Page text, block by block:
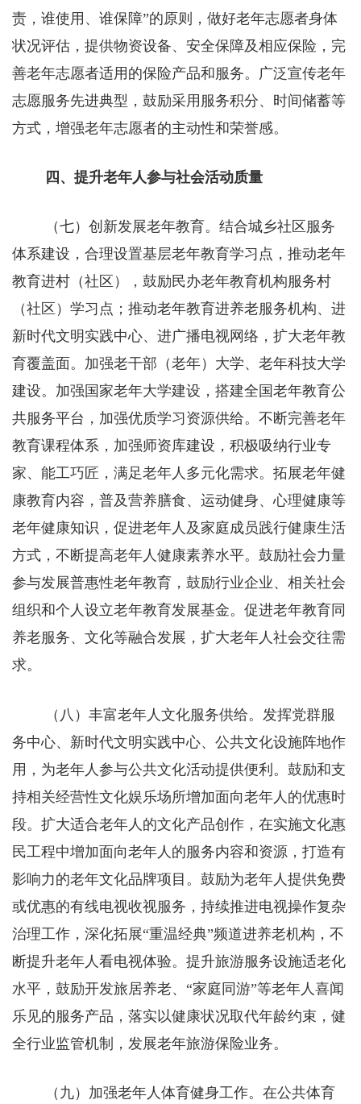
责，谁使用、谁保障”的原则，做好老年志愿者身体
状况评估，提供物资设备、安全保障及相应保险，完
善老年志愿者适用的保险产品和服务。广泛宣传老年
志愿服务先进典型，鼓励采用服务积分、时间储蓄等
方式，增强老年志愿者的主动性和荣誉感。
四、提升老年人参与社会活动质量
（七）创新发展老年教育。结合城乡社区服务
体系建设，合理设置基层老年教育学习点，推动老年
教育进村（社区），鼓励民办老年教育机构服务村
（社区）学习点；推动老年教育进养老服务机构、进
新时代文明实践中心、进广播电视网络，扩大老年教
育覆盖面。加强老干部（老年）大学、老年科技大学
建设。加强国家老年大学建设，搭建全国老年教育公
共服务平台，加强优质学习资源供给。不断完善老年
教育课程体系，加强师资库建设，积极吸纳行业专
家、能工巧匠，满足老年人多元化需求。拓展老年健
康教育内容，普及营养膳食、运动健身、心理健康等
老年健康知识，促进老年人及家庭成员践行健康生活
方式，不断提高老年人健康素养水平。鼓励社会力量
参与发展普惠性老年教育，鼓励行业企业、相关社会
组织和个人设立老年教育发展基金。促进老年教育同
养老服务、文化等融合发展，扩大老年人社会交往需
求。
（八）丰富老年人文化服务供给。发挥党群服
务中心、新时代文明实践中心、公共文化设施阵地作
用，为老年人参与公共文化活动提供便利。鼓励和支
持相关经营性文化娱乐场所增加面向老年人的优惠时
段。扩大适合老年人的文化产品创作，在实施文化惠
民工程中增加面向老年人的服务内容和资源，打造有
影响力的老年文化品牌项目。鼓励为老年人提供免费
或优惠的有线电视收视服务，持续推进电视操作复杂
治理工作，深化拓展“重温经典”频道进养老机构，不
断提升老年人看电视体验。提升旅游服务设施适老化
水平，鼓励开发旅居养老、“家庭同游”等老年人喜闻
乐见的服务产品，落实以健康状况取代年龄约束，健
全行业监管机制，发展老年旅游保险业务。
（九）加强老年人体育健身工作。在公共体育